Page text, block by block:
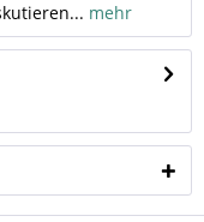
mehr